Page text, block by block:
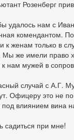
Розенберг
удалось нам с
комендантом.
к женам только в
же имели право
нам мужей в
случай с А.Г.
Офицеру это не
влиянием вина
садиться при мне!